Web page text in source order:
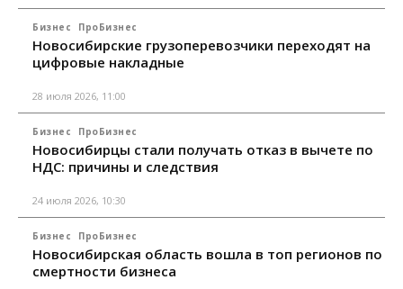
Бизнес ПроБизнес
Новосибирские грузоперевозчики переходят на
цифровые накладные
28 июля 2026, 11:00
Бизнес ПроБизнес
Новосибирцы стали получать отказ в вычете по
НДС: причины и следствия
24 июля 2026, 10:30
Бизнес ПроБизнес
Новосибирская область вошла в топ регионов по
смертности бизнеса